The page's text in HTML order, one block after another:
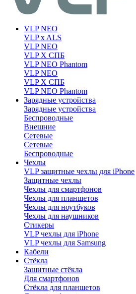
VLP NEO
VLP x ALS
VLP NEO
VLP X СПБ
VLP NEO Phantom
VLP NEO
VLP X СПБ
VLP NEO Phantom
Зарядные устройства
Зарядные устройства
Беспроводные
Внешние
Сетевые
Сетевые
Беспроводные
Чехлы
VLP защитные чехлы для iPhone
Защитные чехлы
Чехлы для смартфонов
Чехлы для планшетов
Чехлы для ноутбуков
Чехлы для наушников
Стикеры
VLP чехлы для iPhone
VLP чехлы для Samsung
Кабели
Стёкла
Защитные стёкла
Для смартфонов
Стёкла для планшетов